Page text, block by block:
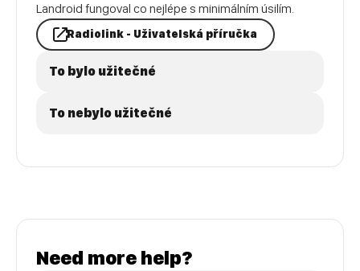
Landroid fungoval co nejlépe s minimálním úsilím.
Radiolink - Uživatelská příručka
To bylo užitečné
To nebylo užitečné
Need more help?